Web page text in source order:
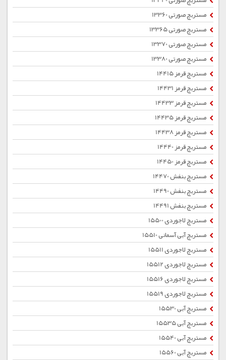
مستربچ صورتی 13360
مستربچ صورتی 13365
مستربچ صورتی 13370
مستربچ صورتی 13380
مستربچ قرمز 14415
مستربچ قرمز 14431
مستربچ قرمز 14433
مستربچ قرمز 14435
مستربچ قرمز 14438
مستربچ قرمز 14440
مستربچ قرمز 14450
مستربچ بنفش 14470
مستربچ بنفش 14490
مستربچ بنفش 14491
مستربچ لاجوردی 15500
مستربچ آبی آسمانی 15510
مستربچ لاجوردی 15511
مستربچ لاجوردی 15512
مستربچ لاجوردی 15516
مستربچ لاجوردی 15519
مستربچ آبی 15530
مستربچ آبی 15535
مستربچ آبی 15540
مستربچ آبی 15560